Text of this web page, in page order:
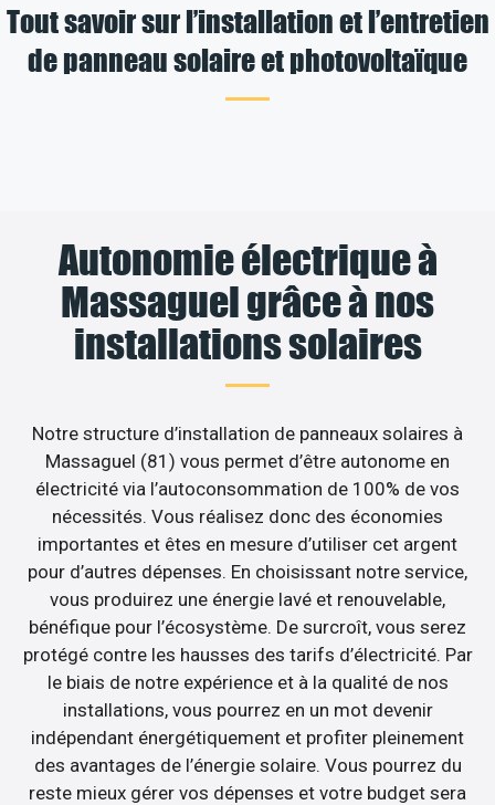
Tout savoir sur l’installation et l’entretien
de panneau solaire et photovoltaïque
Autonomie électrique à
Massaguel grâce à nos
installations solaires
Notre structure d’installation de panneaux solaires à
Massaguel (81) vous permet d’être autonome en
électricité via l’autoconsommation de 100% de vos
nécessités. Vous réalisez donc des économies
importantes et êtes en mesure d’utiliser cet argent
pour d’autres dépenses. En choisissant notre service,
vous produirez une énergie lavé et renouvelable,
bénéfique pour l’écosystème. De surcroît, vous serez
protégé contre les hausses des tarifs d’électricité. Par
le biais de notre expérience et à la qualité de nos
installations, vous pourrez en un mot devenir
indépendant énergétiquement et profiter pleinement
des avantages de l’énergie solaire. Vous pourrez du
reste mieux gérer vos dépenses et votre budget sera